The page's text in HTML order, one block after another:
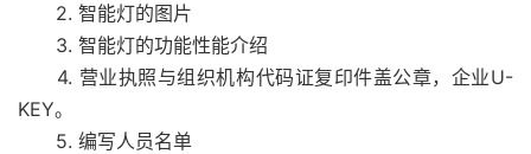
2. 智能灯的图片
3. 智能灯的功能性能介绍
4. 营业执照与组织机构代码证复印件盖公章，企业U-
KEY。
5. 编写人员名单